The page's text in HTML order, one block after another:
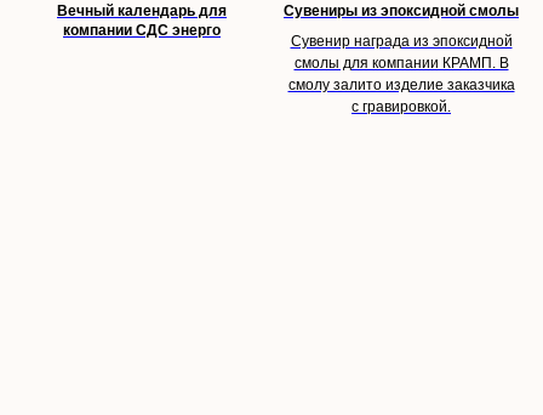
Вечный календарь для
компании СДС энерго
Сувениры из эпоксидной смолы
Сувенир награда из эпоксидной
смолы для компании КРАМП. В
смолу залито изделие заказчика
с гравировкой.